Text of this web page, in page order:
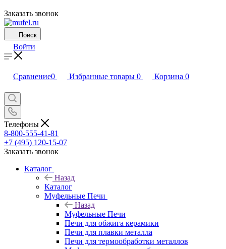
Заказать звонок
Поиск
Войти
Сравнение0 Избранные товары 0 Корзина 0
Телефоны
8-800-555-41-81
+7 (495) 120-15-07
Заказать звонок
Каталог
Назад
Каталог
Муфельные Печи
Назад
Муфельные Печи
Печи для обжига керамики
Печи для плавки металла
Печи для термообработки металлов